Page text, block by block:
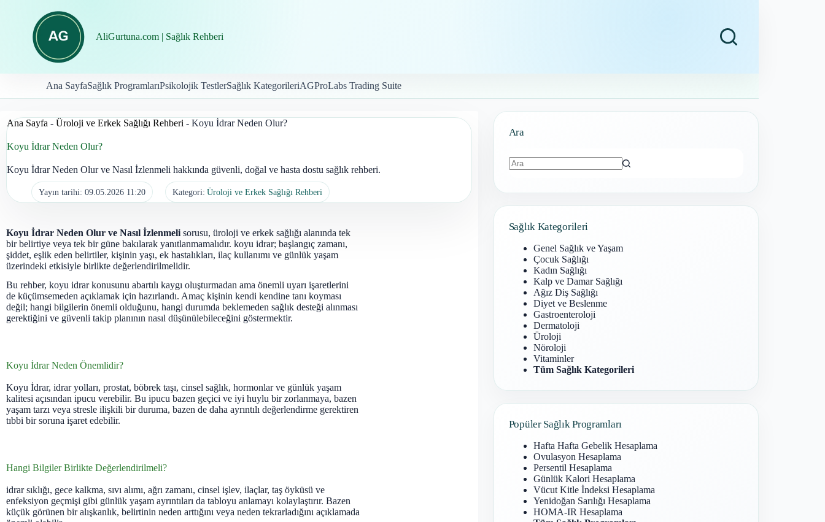
AliGurtuna.com | Sağlık Rehberi
Ana SayfaSağlık ProgramlarıPsikolojik TestlerSağlık KategorileriAGProLabs Trading Suite
Ana Sayfa - Üroloji ve Erkek Sağlığı Rehberi - Koyu İdrar Neden Olur?
Koyu İdrar Neden Olur?
Koyu İdrar Neden Olur ve Nasıl İzlenmeli hakkında güvenli, doğal ve hasta dostu sağlık rehberi.
Yayın tarihi: 09.05.2026 11:20 Kategori: Üroloji ve Erkek Sağlığı Rehberi
Koyu İdrar Neden Olur ve Nasıl İzlenmeli sorusu, üroloji ve erkek sağlığı alanında tek
bir belirtiye veya tek bir güne bakılarak yanıtlanmamalıdır. koyu idrar; başlangıç zamanı,
şiddet, eşlik eden belirtiler, kişinin yaşı, ek hastalıkları, ilaç kullanımı ve günlük yaşam
üzerindeki etkisiyle birlikte değerlendirilmelidir.
Bu rehber, koyu idrar konusunu abartılı kaygı oluşturmadan ama önemli uyarı işaretlerini
de küçümsemeden açıklamak için hazırlandı. Amaç kişinin kendi kendine tanı koyması
değil; hangi bilgilerin önemli olduğunu, hangi durumda beklemeden sağlık desteği alınması
gerektiğini ve güvenli takip planının nasıl düşünülebileceğini göstermektir.
Koyu İdrar Neden Önemlidir?
Koyu İdrar, idrar yolları, prostat, böbrek taşı, cinsel sağlık, hormonlar ve günlük yaşam
kalitesi açısından ipucu verebilir. Bu ipucu bazen geçici ve iyi huylu bir zorlanmaya, bazen
yaşam tarzı veya stresle ilişkili bir duruma, bazen de daha ayrıntılı değerlendirme gerektiren
tıbbi bir soruna işaret edebilir.
Hangi Bilgiler Birlikte Değerlendirilmeli?
idrar sıklığı, gece kalkma, sıvı alımı, ağrı zamanı, cinsel işlev, ilaçlar, taş öyküsü ve
enfeksiyon geçmişi gibi günlük yaşam ayrıntıları da tabloyu anlamayı kolaylaştırır. Bazen
küçük görünen bir alışkanlık, belirtinin neden arttığını veya neden tekrarladığını açıklamada
Ara
bulunamadı
Sağlık Kategorileri
Genel Sağlık ve Yaşam
Çocuk Sağlığı
Kadın Sağlığı
Kalp ve Damar Sağlığı
Ağız Diş Sağlığı
Diyet ve Beslenme
Gastroenteroloji
Dermatoloji
Üroloji
Nöroloji
Vitaminler
Tüm Sağlık Kategorileri
Popüler Sağlık Programları
Hafta Hafta Gebelik Hesaplama
Ovulasyon Hesaplama
Persentil Hesaplama
Günlük Kalori Hesaplama
Vücut Kitle İndeksi Hesaplama
Yenidoğan Sarılığı Hesaplama
HOMA-IR Hesaplama